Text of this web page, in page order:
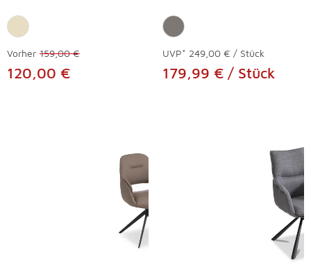
Vorher 159,00 €
120,00 €
UVP* 249,00 € / Stück
179,99 € / Stück